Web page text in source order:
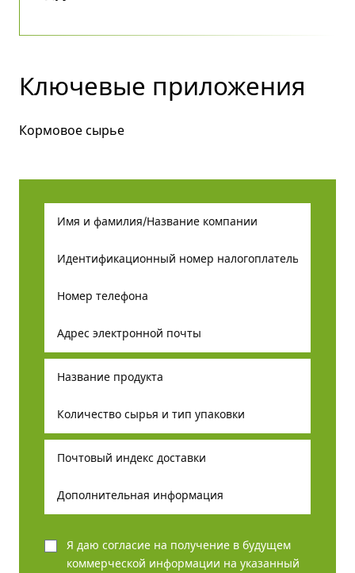
Ключевые приложения
Кормовое сырье
Я даю согласие на получение в будущем
коммерческой информации на указанный